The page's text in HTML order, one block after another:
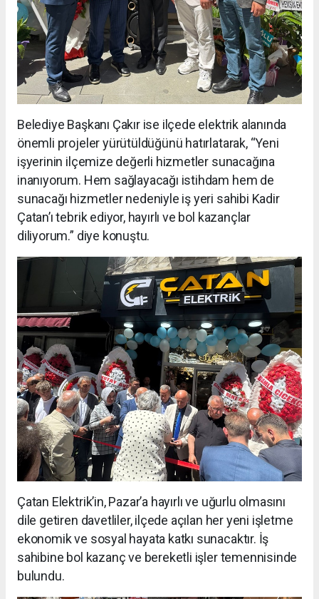
Belediye Başkanı Çakır ise ilçede elektrik alanında
önemli projeler yürütüldüğünü hatırlatarak, “Yeni
işyerinin ilçemize değerli hizmetler sunacağına
inanıyorum. Hem sağlayacağı istihdam hem de
sunacağı hizmetler nedeniyle iş yeri sahibi Kadir
Çatan’ı tebrik ediyor, hayırlı ve bol kazançlar
diliyorum.” diye konuştu.
Çatan Elektrik’in, Pazar’a hayırlı ve uğurlu olmasını
dile getiren davetliler, ilçede açılan her yeni işletme
ekonomik ve sosyal hayata katkı sunacaktır. İş
sahibine bol kazanç ve bereketli işler temennisinde
bulundu.